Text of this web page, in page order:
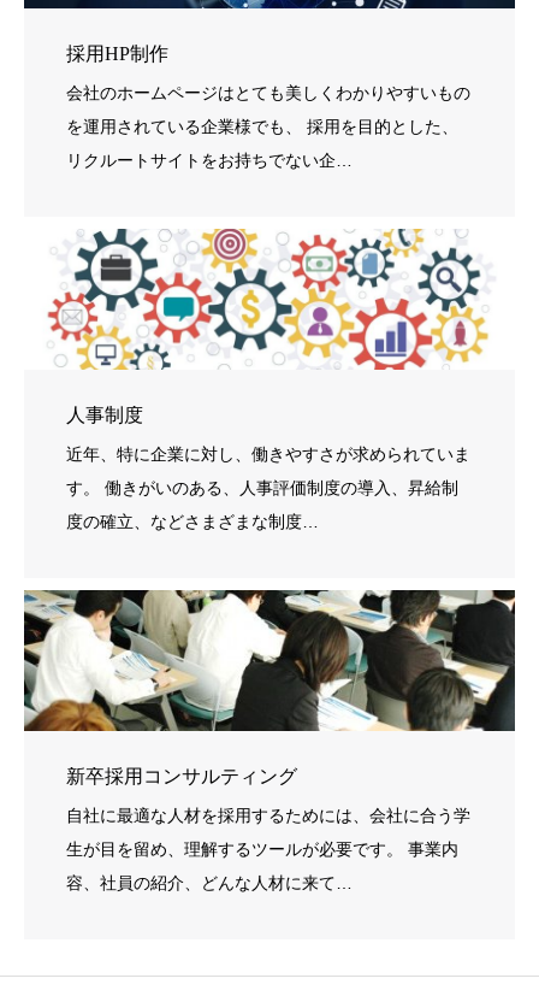
採用HP制作
会社のホームページはとても美しくわかりやすいもの
を運用されている企業様でも、 採用を目的とした、
リクルートサイトをお持ちでない企…
人事制度
近年、特に企業に対し、働きやすさが求められていま
す。 働きがいのある、人事評価制度の導入、昇給制
度の確立、などさまざまな制度…
新卒採用コンサルティング
自社に最適な人材を採用するためには、会社に合う学
生が目を留め、理解するツールが必要です。 事業内
容、社員の紹介、どんな人材に来て…